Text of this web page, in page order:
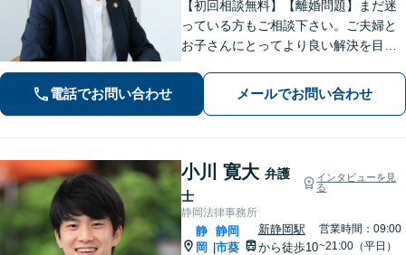
【初回相談無料】【離婚問題】まだ迷
っている方もご相談下さい。ご夫婦と
お子さんにとってより良い解決を目指
労働問題など、幅広いお悩みに対応し
ます。【静岡市／焼津市／島田市／藤
電話でお問い合わせ メールでお問い合わせ
小川 寛大 弁護
士
インタビューを見
る
静岡法律事務所
静
岡
静岡
市葵
新静岡駅
から徒歩10
営業時間：09:00
~21:00（平日）